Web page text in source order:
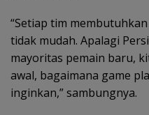
“Setiap tim
tidak mudah. Apalagi
mayoritas pemain baru,
awal, bagaimana game
inginkan,” sambungnya.